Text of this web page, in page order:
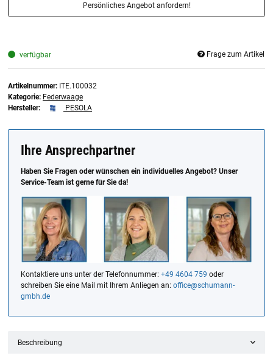
Persönliches Angebot anfordern!
verfügbar Frage zum Artikel
Artikelnummer: ITE.100032
Kategorie: Federwaage
Hersteller:
PESOLA
Ihre Ansprechpartner
Haben Sie Fragen oder wünschen ein individuelles Angebot? Unser
Service-Team ist gerne für Sie da!
Kontaktiere uns unter der Telefonnummer: +49 4604 759 oder
schreiben Sie eine Mail mit Ihrem Anliegen an: office@schumann-
gmbh.de
Beschreibung